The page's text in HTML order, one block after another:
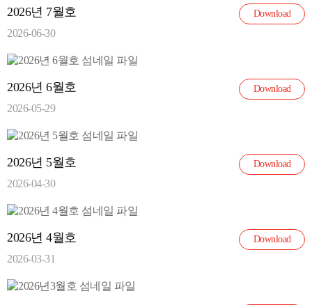
2026년 7월호
2026-06-30
Download
2026년 6월호
2026-05-29
Download
2026년 5월호
2026-04-30
Download
2026년 4월호
2026-03-31
Download